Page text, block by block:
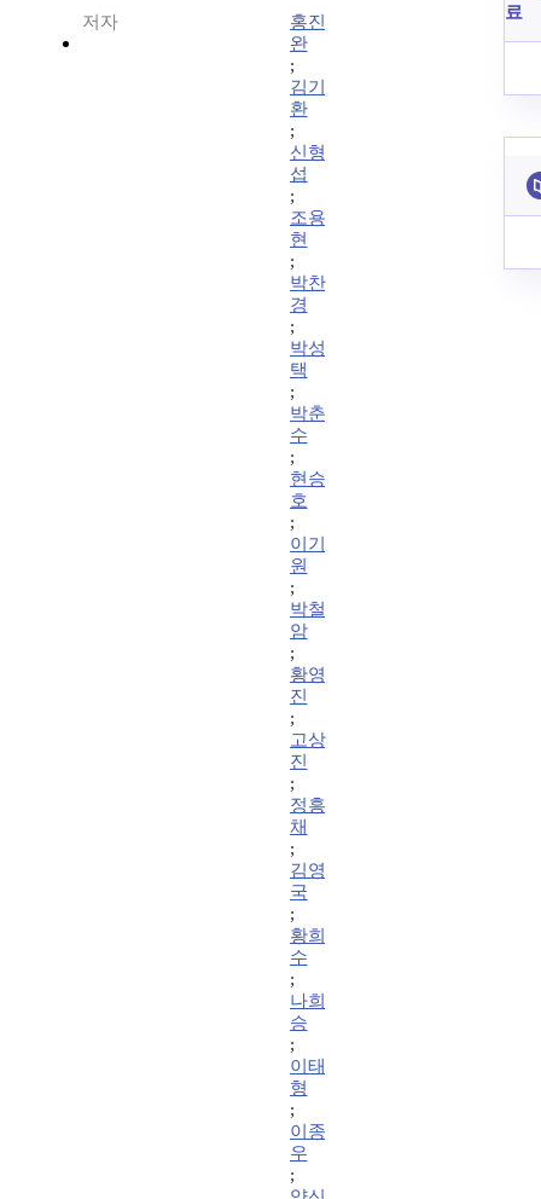
저자
홍진
완
;
김기
환
;
신형
섭
;
조용
현
;
박찬
경
;
박성
택
;
박춘
수
;
현승
호
;
이기
원
;
박철
암
;
황영
진
;
고상
진
;
정흥
채
;
김영
국
;
황희
수
;
나희
승
;
이태
형
;
이종
우
;
료